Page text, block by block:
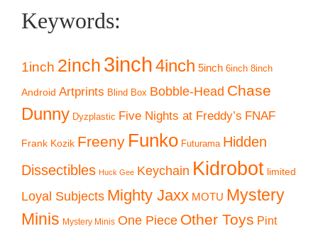
Keywords:
1inch 2inch 3inch4inch 5inch 6inch 8inch
Android Artprints Blind Box Bobble-Head Chase
Dunny Dyzplastic Five Nights at Freddy’s FNAF
Frank Kozik Freeny Funko Futurama Hidden
Dissectibles Huck Gee Keychain Kidrobot limited
Loyal Subjects Mighty Jaxx MOTU Mystery
Minis Mystery Minis One Piece Other Toys Pint